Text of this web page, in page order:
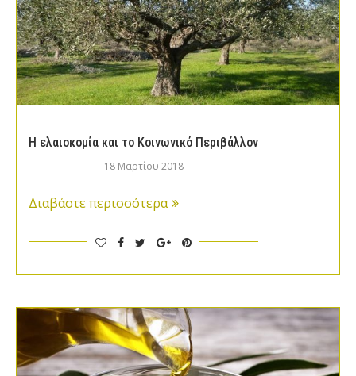
Η ελαιοκομία και το Κοινωνικό Περιβάλλον
18 Μαρτίου 2018
Διαβάστε περισσότερα